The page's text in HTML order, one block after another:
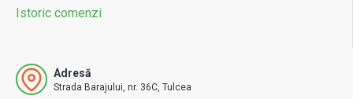
Istoric comenzi
Adresă
Strada Barajului, nr. 36C, Tulcea